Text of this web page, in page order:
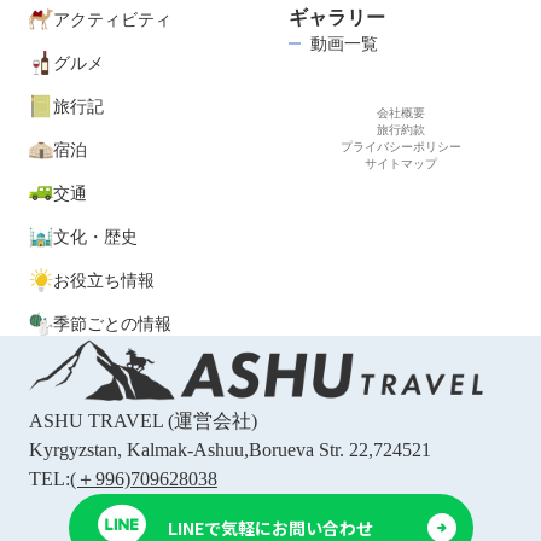
アクティビティ
グルメ
旅行記
宿泊
交通
文化・歴史
お役立ち情報
季節ごとの情報
ギャラリー
動画一覧
会社概要
旅行約款
プライバシーポリシー
サイトマップ
ASHU TRAVEL(運営会社)
Kyrgyzstan, Kalmak-Ashuu,Borueva Str. 22,724521
TEL:(＋996)709628038
LINEで気軽にお問い合わせ